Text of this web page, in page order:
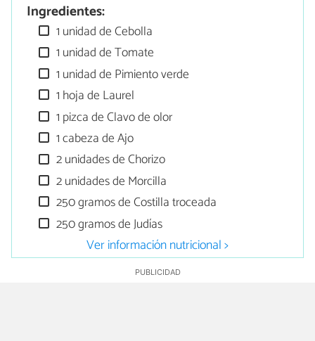
Ingredientes:
1 unidad de Cebolla
1 unidad de Tomate
1 unidad de Pimiento verde
1 hoja de Laurel
1 pizca de Clavo de olor
1 cabeza de Ajo
2 unidades de Chorizo
2 unidades de Morcilla
250 gramos de Costilla troceada
250 gramos de Judías
Ver información nutricional >